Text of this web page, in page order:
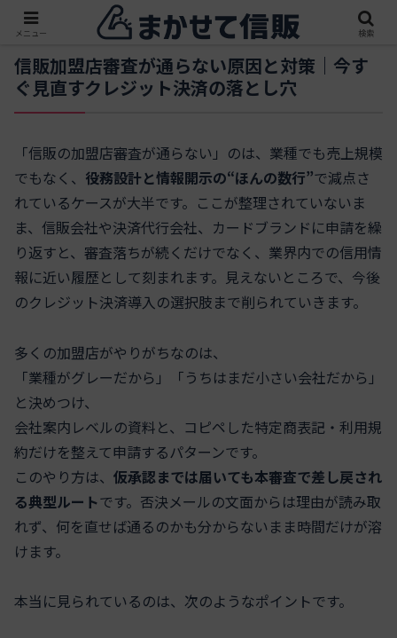
信販加盟店審査が通らない原因と対策｜今す
ぐ見直すクレジット決済の落とし穴
「信販の加盟店審査が通らない」のは、業種でも売上規模
でもなく、 役務設計と情報開示の“ほんの数行”で減点さ
れているケースが大半です。ここが整理されていないま
ま、信販会社や決済代行会社、カードブランドに申請を繰
り返すと、審査落ちが続くだけでなく、業界内での信用情
報に近い履歴として刻まれます。見えないところで、今後
のクレジット決済導入の選択肢まで削られていきます。
多くの加盟店がやりがちなのは、
「業種がグレーだから」「うちはまだ小さい会社だから」
と決めつけ、
会社案内レベルの資料と、コピペした特定商表記・利用規
約だけを整えて申請するパターンです。
このやり方は、 仮承認までは届いても本審査で差し戻され
る典型ルートです。否決メールの文面からは理由が読み取
れず、何を直せば通るのかも分からないまま時間だけが溶
けます。
本当に見られているのは、次のようなポイントです。
メニュー 検索